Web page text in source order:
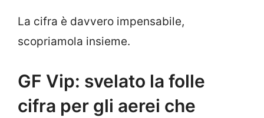
La cifra è davvero impensabile,
scopriamola insieme.
GF Vip: svelato la folle
cifra per gli aerei che